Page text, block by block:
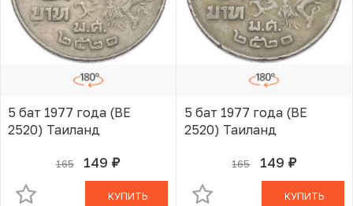
5 бат 1977 года (BE
2520) Таиланд
165 149 руб.
В КОРЗИНЕ
КУПИТЬ
5 бат 1977 года (BE
2520) Таиланд
165 149 руб.
В КОРЗИНЕ
КУПИТЬ